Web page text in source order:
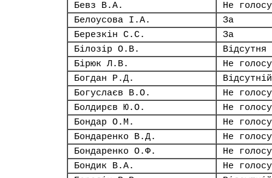
Бевз В.А.
Не
Белоусова І.А.
За
Березкін С.С.
За
Білозір О.В.
Відсутня
Бірюк Л.В.
Не
Богдан Р.Д.
Відсутній
Богуслаєв В.О.
Не
Болдирєв Ю.О.
Не
Бондар О.М.
Не
Бондаренко В.Д.
Не
Бондаренко О.Ф.
Не
Бондик В.А.
Не